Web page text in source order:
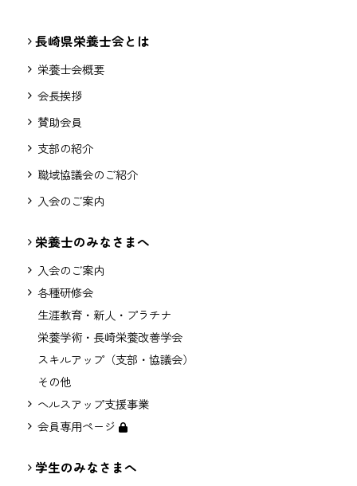
長崎県栄養士会とは
栄養士会概要
会長挨拶
賛助会員
支部の紹介
職域協議会のご紹介
入会のご案内
栄養士のみなさまへ
入会のご案内
各種研修会
生涯教育・新人・プラチナ
栄養学術・長崎栄養改善学会
スキルアップ（支部・協議会）
その他
ヘルスアップ支援事業
会員専用ページ
学生のみなさまへ